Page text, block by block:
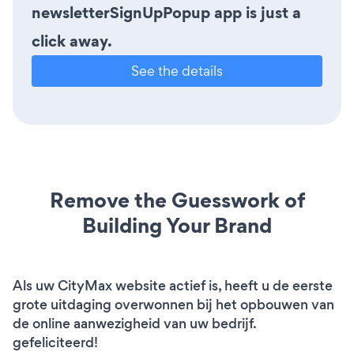
newsletterSignUpPopup app is just a
click away.
See the details
Remove the Guesswork of
Building Your Brand
Als uw CityMax website actief is, heeft u de eerste
grote uitdaging overwonnen bij het opbouwen van
de online aanwezigheid van uw bedrijf.
gefeliciteerd!